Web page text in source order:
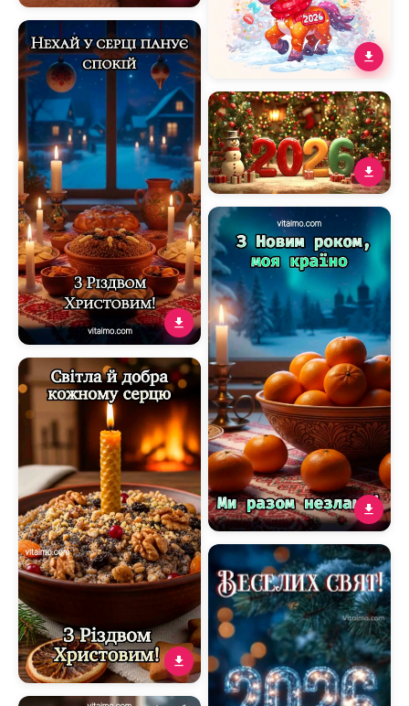
Щире різдвяне
привітання з дідухом і
святковим столом у
теплій оселі
Тепла різдвяна листівка зі
святою вечерею та
побажанням спокою в
Новорічна листівка 2026
з веселим коником —
символом року Коня
Яскрава листівка З
Новим 2026 роком із
сніговиком, ялинками й
подарунками
Новорічне привітання
Україні з мандаринами,
свічкою та зимовою ніччю